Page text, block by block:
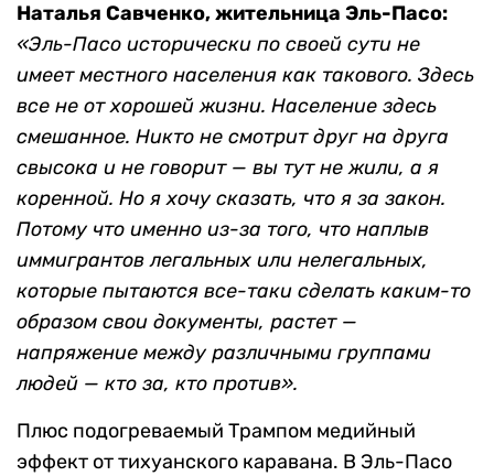
Наталья Савченко, жительница Эль-Пасо:
«Эль-Пасо исторически по своей сути не
имеет местного населения как такового. Здесь
все не от хорошей жизни. Население здесь
смешанное. Никто не смотрит друг на друга
свысока и не говорит — вы тут не жили, а я
коренной. Но я хочу сказать, что я за закон.
Потому что именно из-за того, что наплыв
иммигрантов легальных или нелегальных,
которые пытаются все-таки сделать каким-то
образом свои документы, растет —
напряжение между различными группами
людей — кто за, кто против».
Плюс подогреваемый Трампом медийный
эффект от тихуанского каравана. В Эль-Пасо